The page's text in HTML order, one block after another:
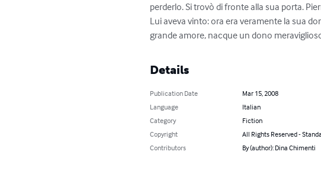
perderlo. Si trovò di fronte alla sua porta.
Lui aveva vinto: ora era veramente la sua
grande amore, nacque un dono
Details
Publication Date
Mar 15, 2008
Language
Italian
Category
Fiction
Copyright
All Rights Reserved -
Contributors
By (author): Dina Chimenti